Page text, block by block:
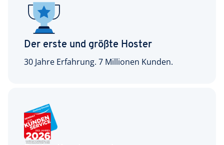
Der erste und größte Hoster
30 Jahre Erfahrung. 7 Millionen Kunden.